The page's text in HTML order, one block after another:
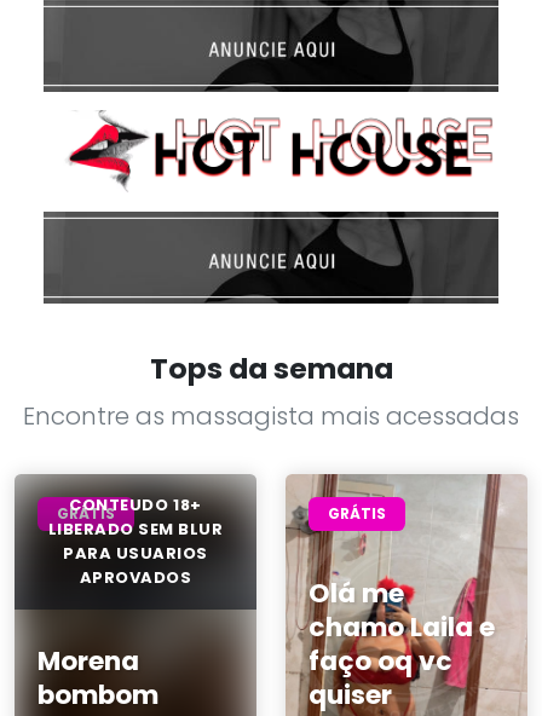
Tops da semana
Encontre as massagista mais acessadas
Morena
bombom
GRÁTIS
Olá me
chamo Laila e
faço oq vc
quiser
GRÁTIS